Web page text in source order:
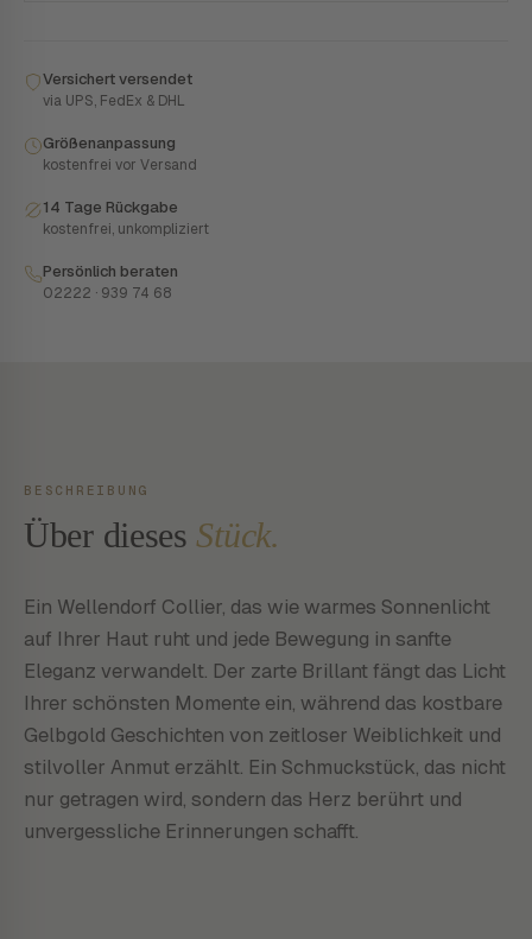
Versichert versendet
via UPS, FedEx & DHL
Größenanpassung
kostenfrei vor Versand
14 Tage Rückgabe
kostenfrei, unkompliziert
Persönlich beraten
02222 · 939 74 68
BESCHREIBUNG
Über dieses Stück.
Ein Wellendorf Collier, das wie warmes Sonnenlicht
auf Ihrer Haut ruht und jede Bewegung in sanfte
Eleganz verwandelt. Der zarte Brillant fängt das Licht
Ihrer schönsten Momente ein, während das kostbare
Gelbgold Geschichten von zeitloser Weiblichkeit und
stilvoller Anmut erzählt. Ein Schmuckstück, das nicht
nur getragen wird, sondern das Herz berührt und
unvergessliche Erinnerungen schafft.